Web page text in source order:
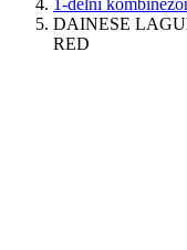
1-delni
DAINESE
RED